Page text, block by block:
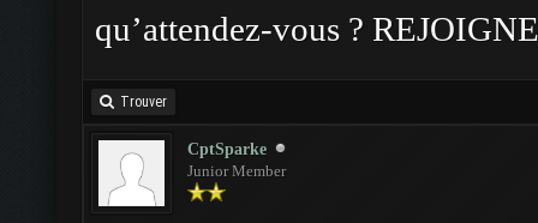
qu’attendez-vous ?
Trouver
CptSparke
Junior Member